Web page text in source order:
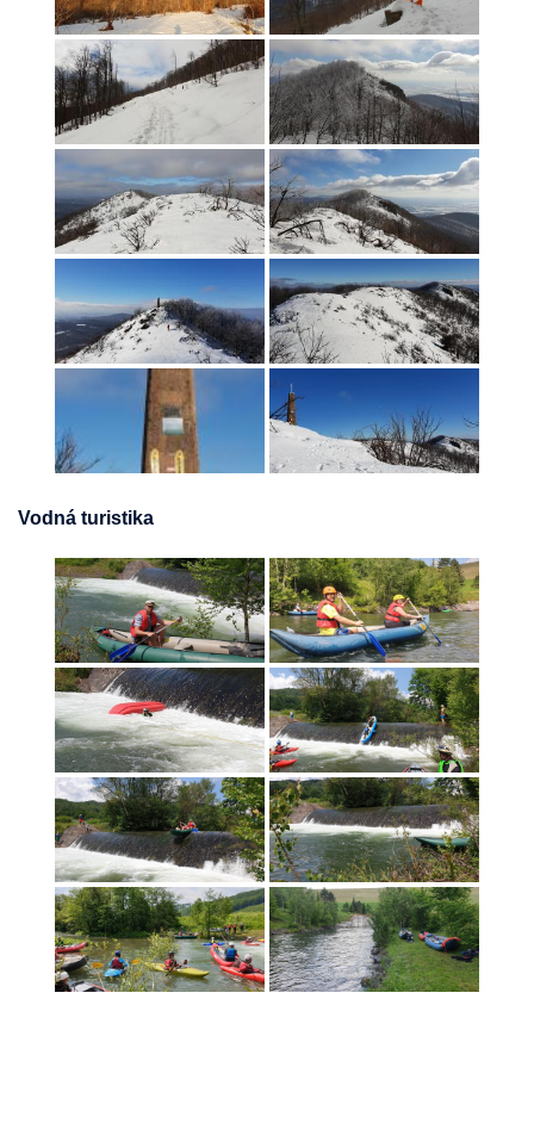
Vodná turistika